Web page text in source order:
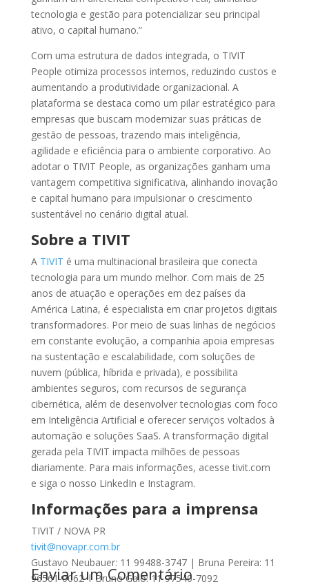
tecnologia e gestão para potencializar seu principal
ativo, o capital humano.”
Com uma estrutura de dados integrada, o TIVIT
People otimiza processos internos, reduzindo custos e
aumentando a produtividade organizacional. A
plataforma se destaca como um pilar estratégico para
empresas que buscam modernizar suas práticas de
gestão de pessoas, trazendo mais inteligência,
agilidade e eficiência para o ambiente corporativo. Ao
adotar o TIVIT People, as organizações ganham uma
vantagem competitiva significativa, alinhando inovação
e capital humano para impulsionar o crescimento
sustentável no cenário digital atual.
Sobre a TIVIT
A TIVIT é uma multinacional brasileira que conecta
tecnologia para um mundo melhor. Com mais de 25
anos de atuação e operações em dez países da
América Latina, é especialista em criar projetos digitais
transformadores. Por meio de suas linhas de negócios
em constante evolução, a companhia apoia empresas
na sustentação e escalabilidade, com soluções de
nuvem (pública, híbrida e privada), e possibilita
ambientes seguros, com recursos de segurança
cibernética, além de desenvolver tecnologias com foco
em Inteligência Artificial e oferecer serviços voltados à
automação e soluções SaaS. A transformação digital
gerada pela TIVIT impacta milhões de pessoas
diariamente. Para mais informações, acesse tivit.com
e siga o nosso LinkedIn e Instagram.
Informações para a imprensa
TIVIT / NOVA PR
tivit@novapr.com.br
Gustavo Neubauer: 11 99488-3747 | Bruna Pereira: 11
96561-0062 | Bruno Galo: 11 97540-7092
Enviar um Comentário